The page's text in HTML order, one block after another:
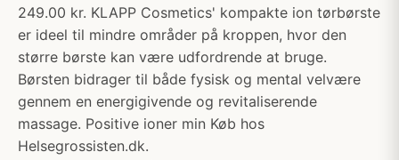
249.00 kr. KLAPP Cosmetics' kompakte ion tørbørste
er ideel til mindre områder på kroppen, hvor den
større børste kan være udfordrende at bruge.
Børsten bidrager til både fysisk og mental velvære
gennem en energigivende og revitaliserende
massage. Positive ioner min Køb hos
Helsegrossisten.dk.